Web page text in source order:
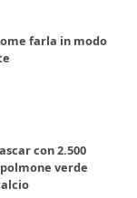
farla in modo
con 2.500
verde